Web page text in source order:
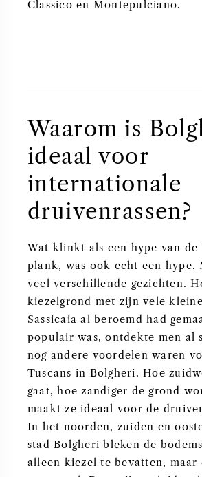
Classico en Montepulciano.
Waarom is
ideaal voor
internationale
druivenrassen?
Wat klinkt als een hype van de
plank, was ook echt een hype.
veel verschillende gezichten.
kiezelgrond met zijn vele
Sassicaia al beroemd had
populair was, ontdekte men al
nog andere voordelen waren
Tuscans in Bolgheri. Hoe
gaat, hoe zandiger de grond
maakt ze ideaal voor de
In het noorden, zuiden en
stad Bolgheri bleken de
alleen kiezel te bevatten, maar